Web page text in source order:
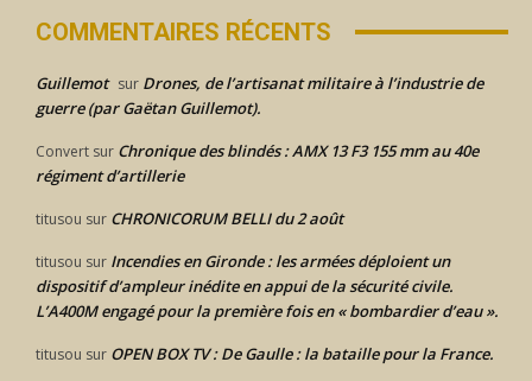
COMMENTAIRES RÉCENTS
Guillemot sur Drones, de l’artisanat militaire à l’industrie de
guerre (par Gaëtan Guillemot).
Convert sur Chronique des blindés : AMX 13 F3 155 mm au 40e
régiment d’artillerie
titusou sur CHRONICORUM BELLI du 2 août
titusou sur Incendies en Gironde : les armées déploient un
dispositif d’ampleur inédite en appui de la sécurité civile.
L’A400M engagé pour la première fois en « bombardier d’eau ».
titusou sur OPEN BOX TV : De Gaulle : la bataille pour la France.